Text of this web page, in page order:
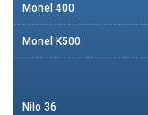
Monel 400
Monel K500
Nilo 36